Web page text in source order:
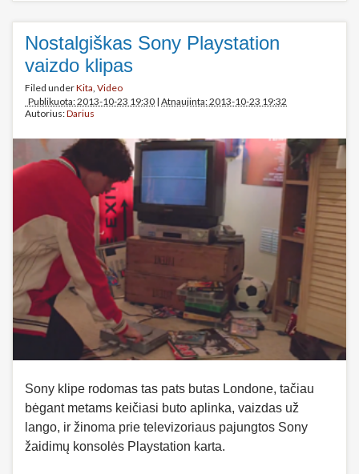
Nostalgiškas Sony Playstation
vaizdo klipas
Filed underKita Video
Publikuota: 2013-10-23 19:30 | Atnaujinta: 2013-10-23 19:32
Autorius:Darius
Sony klipe rodomas tas pats butas Londone, tačiau
bėgant metams keičiasi buto aplinka, vaizdas už
lango, ir žinoma prie televizoriaus pajungtos Sony
žaidimų konsolės Playstation karta.